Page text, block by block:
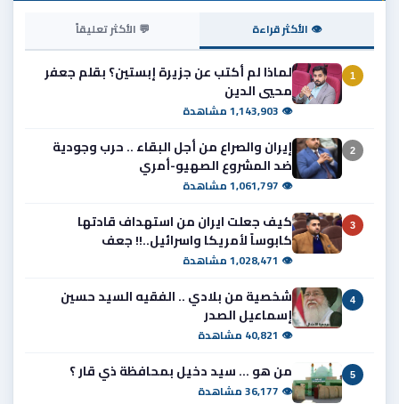
👁 الأكثر قراءة 💬 الأكثر تعليقاً
1
لماذا لم أكتب عن جزيرة إبستين؟ بقلم جعفر
محيي الدين
👁 1,143,903 مشاهدة
2
إيران والصراع من أجل البقاء .. حرب وجودية
ضد المشروع الصهيو-أمري
👁 1,061,797 مشاهدة
3
كيف جعلت ايران من استهداف قادتها
كابوساً لأمريكا واسرائيل..!! جعف
👁 1,028,471 مشاهدة
4
شخصية من بلادي .. الفقيه السيد حسين
إسماعيل الصدر
👁 40,821 مشاهدة
5 من هو ... سيد دخيل بمحافظة ذي قار ؟
👁 36,177 مشاهدة